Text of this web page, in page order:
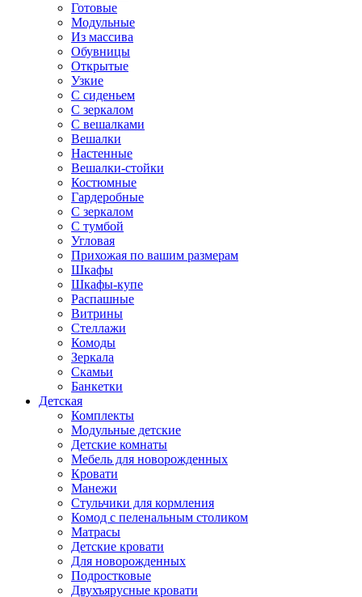
Готовые
Модульные
Из массива
Обувницы
Открытые
Узкие
С сиденьем
С зеркалом
С вешалками
Вешалки
Настенные
Вешалки-стойки
Костюмные
Гардеробные
С зеркалом
С тумбой
Угловая
Прихожая по вашим размерам
Шкафы
Шкафы-купе
Распашные
Витрины
Стеллажи
Комоды
Зеркала
Скамьи
Банкетки
Детская
Комплекты
Модульные детские
Детские комнаты
Мебель для новорожденных
Кровати
Манежи
Стульчики для кормления
Комод с пеленальным столиком
Матрасы
Детские кровати
Для новорожденных
Подростковые
Двухъярусные кровати